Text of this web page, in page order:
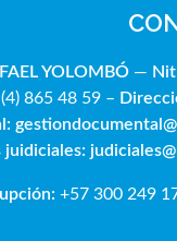
L YOLOMBÓ —
(4) 865 48 59 –
juidiciales:
+57 300 249